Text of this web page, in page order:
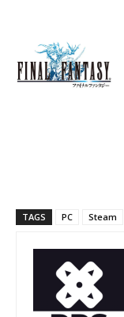
TAGS PC Steam